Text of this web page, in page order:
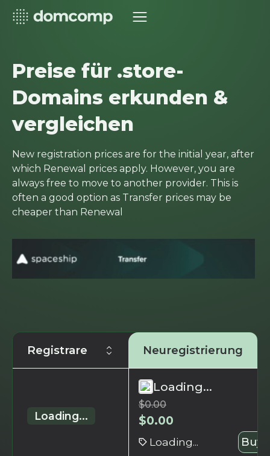
Preise für .store-
Domains erkunden &
vergleichen
New registration prices are for the initial year, after
which Renewal prices apply. However, you are
always free to move to another provider. This is
often a good option as Transfer prices may be
cheaper than Renewal
Registrare Neuregistrierung
Loading...
Loading...
$0.00
$0.00
Loading... Buy